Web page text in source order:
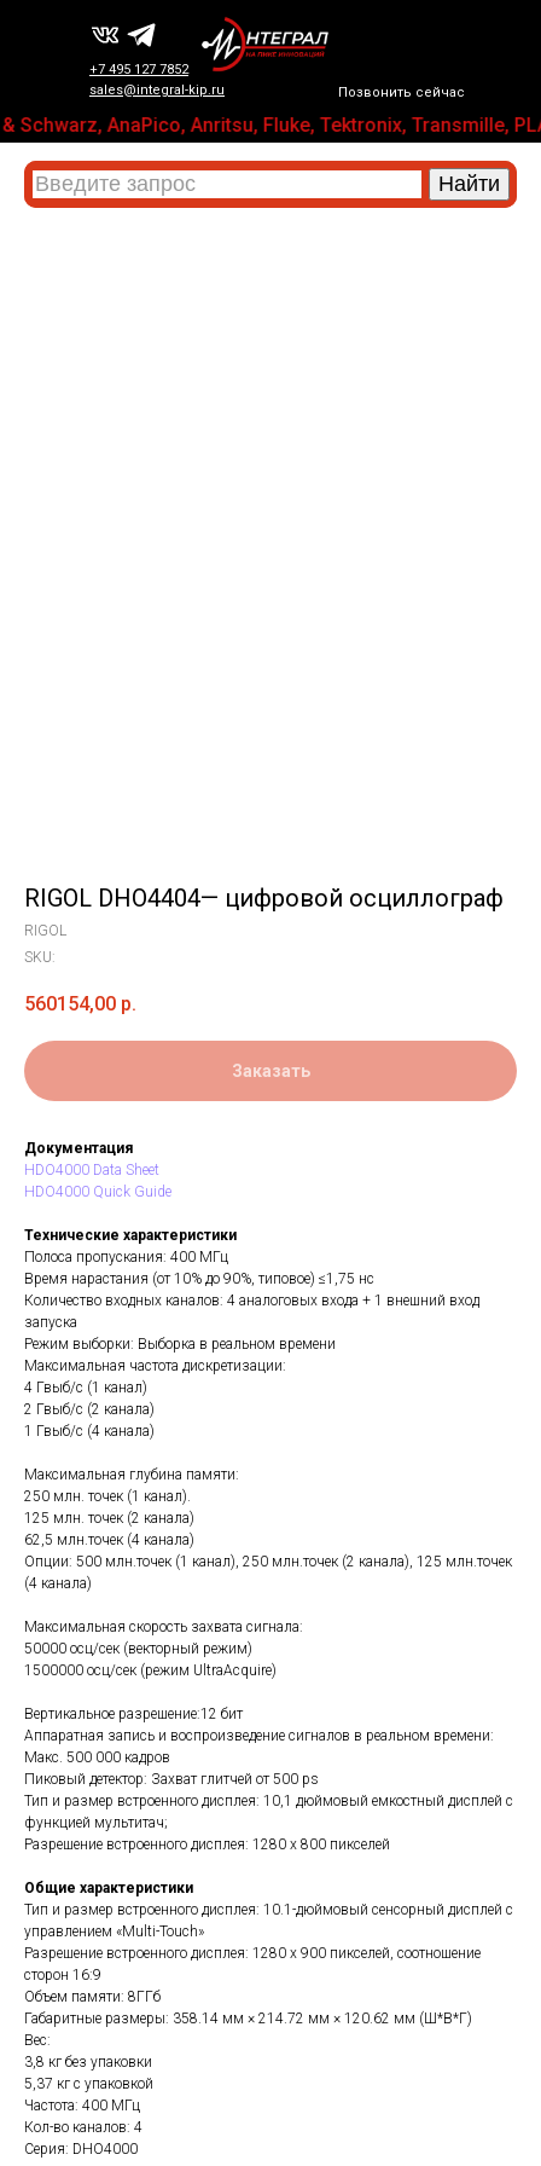
Позвонить сейчас
+7 495 127 7852
sales@integral-kip.ru
AnaPico, Anritsu, Fluke, Tektronix, Transmille,
RIGOL DHO4404— цифровой осциллограф
RIGOL
SKU:
560154,00 р.
Заказать
Документация
HDO4000 Data Sheet
HDO4000 Quick Guide
Технические характеристики
Полоса пропускания: 400 МГц
Время нарастания (от 10% до 90%, типовое) ≤1,75 нс
Количество входных каналов: 4 аналоговых входа + 1 внешний вход
запуска
Режим выборки: Выборка в реальном времени
Максимальная частота дискретизации:
4 Гвыб/с (1 канал)
2 Гвыб/с (2 канала)
1 Гвыб/с (4 канала)
Максимальная глубина памяти:
250 млн. точек (1 канал).
125 млн. точек (2 канала)
62,5 млн.точек (4 канала)
Опции: 500 млн.точек (1 канал), 250 млн.точек (2 канала), 125 млн.точек
(4 канала)
Максимальная скорость захвата сигнала:
50000 осц/сек (векторный режим)
1500000 осц/сек (режим UltraAcquire)
Вертикальное разрешение:12 бит
Аппаратная запись и воспроизведение сигналов в реальном времени:
Макс. 500 000 кадров
Пиковый детектор: Захват глитчей от 500 ps
Тип и размер встроенного дисплея: 10,1 дюймовый емкостный дисплей с
функцией мультитач;
Разрешение встроенного дисплея: 1280 х 800 пикселей
Общие характеристики
Тип и размер встроенного дисплея: 10.1-дюймовый сенсорный дисплей с
управлением «Multi-Touch»
Разрешение встроенного дисплея: 1280 х 900 пикселей, соотношение
сторон 16:9
Объем памяти: 8ГГб
Габаритные размеры: 358.14 мм × 214.72 мм × 120.62 мм (Ш*В*Г)
Вес:
3,8 кг без упаковки
5,37 кг с упаковкой
Частота: 400 МГц
Кол-во каналов: 4
Серия: DHO4000